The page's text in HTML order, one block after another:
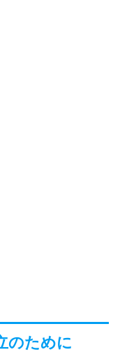
のために